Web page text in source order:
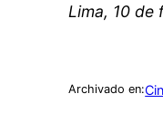
Lima, 10
Archivado en: